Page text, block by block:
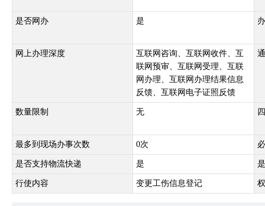
是否网办 是
网上办理深度
互联网咨询、互联网收件、互
联网预审、互联网受理、互联
网办理、互联网办理结果信息
反馈、互联网电子证照反馈
数量限制 无
最多到现场办事次数 0次
是否支持物流快递 是
行使内容 变更工伤信息登记